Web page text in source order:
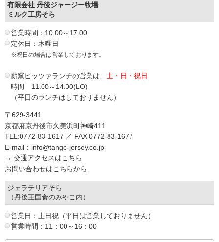
有限会社 丹後ジャージー牧場
ミルク工房そら
営業時間：10:00～17:00
定休日：木曜日
※祝日の場合は営業しております。
薪窯ピッツァランチの営業は 土・日・祝日
時間 11:00～14:00(LO)
（平日のランチはしておりません）
〒629-3441
京都府京丹後市久美浜町神崎411
TEL:0772-83-1617 ／ FAX:0772-83-1677
E-mail：info@tango-jersey.co.jp
→ 交通アクセスはこちら
お問い合わせはこちらから
ジェラテリアそら
（丹後王国食のみやこ内）
営業日：土日祝（平日は営業しておりません）
営業時間：11：00～16：00